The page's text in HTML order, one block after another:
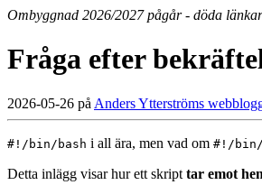
Ombyggnad 2026/2027 pågår - döda
Fråga efter
2026-05-26 på Anders Ytterströms
#!/bin/bash i all ära, men vad om #!/bin/
Detta inlägg visar hur ett skript tar emot